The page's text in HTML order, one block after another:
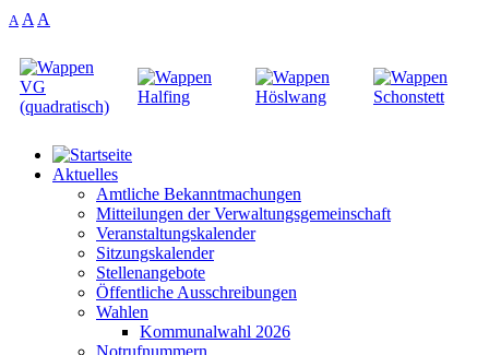
A A A
Aktuelles
Amtliche Bekanntmachungen
Mitteilungen der Verwaltungsgemeinschaft
Veranstaltungskalender
Sitzungskalender
Stellenangebote
Öffentliche Ausschreibungen
Wahlen
Kommunalwahl 2026
Notrufnummern